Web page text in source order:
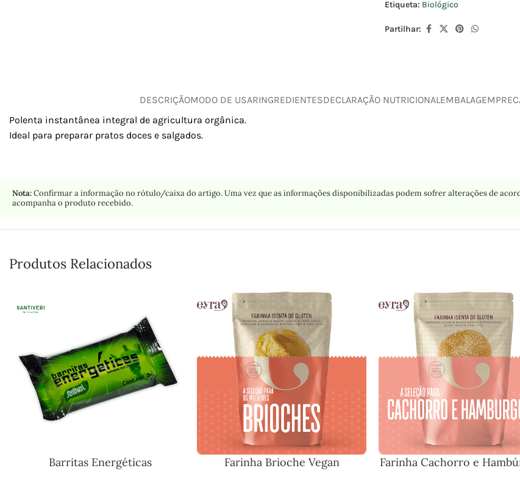
Etiqueta: Biológico
Partilhar:
DESCRIÇÃOMODO DE USARINGREDIENTESDECLARAÇÃO NUTRICIONAL EMBALAGEM
Polenta instantânea integral de agricultura orgânica.
Ideal para preparar pratos doces e salgados.
Nota:Confirmar a informação no rótulo/caixa do artigo. Uma vez que as informações disponibilizadas podem sofrer alterações de
acompanha o produto recebido.
Produtos Relacionados
Barritas Energéticas Farinha Brioche Vegan Farinha Cachorro e